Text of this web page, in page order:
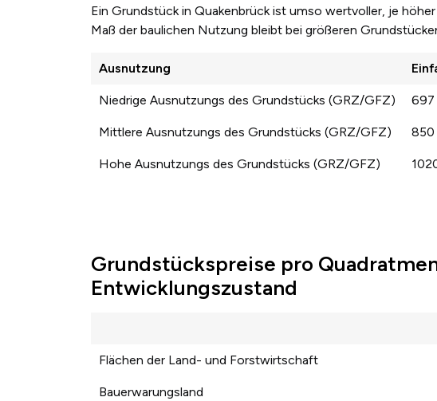
Ein Grundstück in Quakenbrück ist umso wertvoller, je
Maß der baulichen Nutzung bleibt bei größeren
Ausnutzung
Niedrige Ausnutzungs des Grundstücks (GRZ/GFZ) 697
Mittlere Ausnutzungs des Grundstücks (GRZ/GFZ) 850
Hohe Ausnutzungs des Grundstücks (GRZ/GFZ)
Grundstückspreise pro
Entwicklungszustand
Flächen der Land- und Forstwirtschaft
Bauerwarungsland